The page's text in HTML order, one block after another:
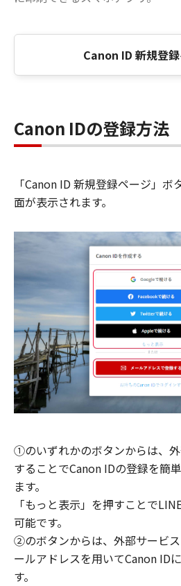
Canon ID 新規登
Canon IDの登録方法
「Canon ID 新規登録ページ」
面が表示されます。
①のいずれかのボタンからは、
することでCanon IDの登録を簡
ます。
「もっと表示」を押すことで
可能です。
②のボタンからは、外部サービ
ールアドレスを用いてCanon ID
す。